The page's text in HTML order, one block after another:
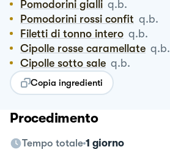
Pomodorini gialli q.b.
Pomodorini rossi confit q.b.
Filetti di tonno intero q.b.
Cipolle rosse caramellate q.b.
Cipolle sotto sale q.b.
Copia ingredienti
Procedimento
Tempo totale 1 giorno